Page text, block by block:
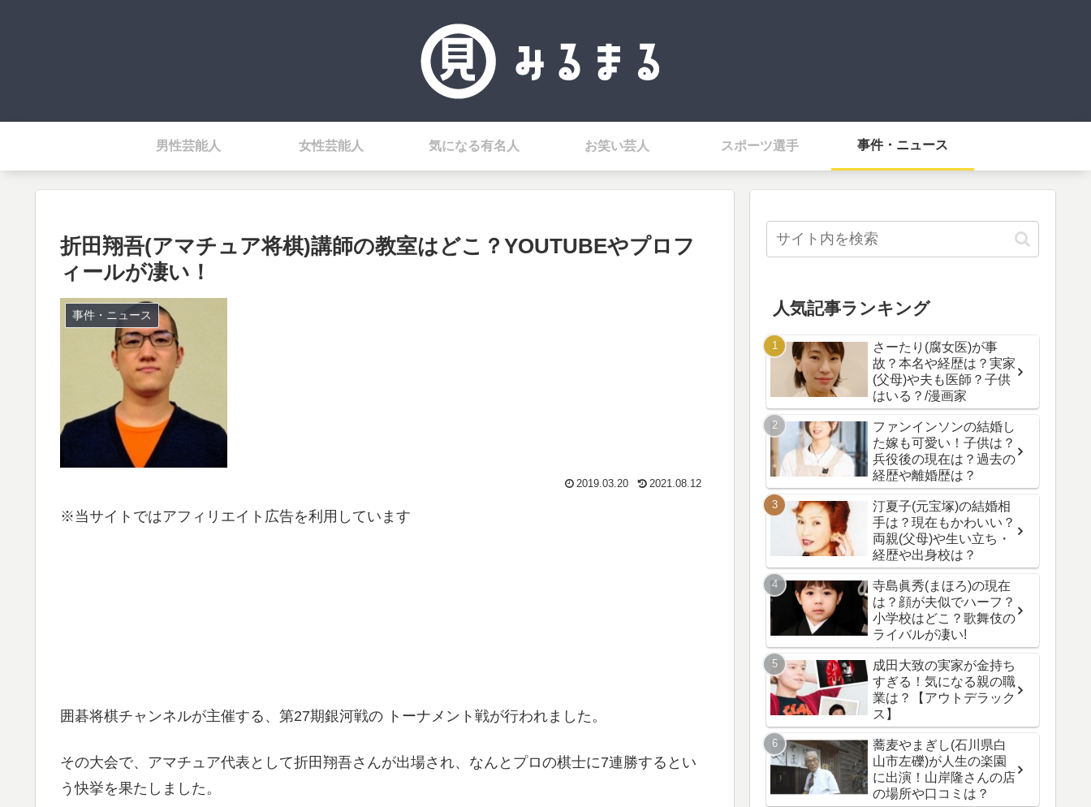
男性芸能人 女性芸能人 気になる有名人 お笑い芸人 スポーツ選手 事件・ニュース
折田翔吾(アマチュア将棋)講師の教室はどこ？YOUTUBEやプロフ
ィールが凄い！
事件・ニュース
2019.03.20 2021.08.12
※当サイトではアフィリエイト広告を利用しています
囲碁将棋チャンネルが主催する、第27期銀河戦の トーナメント戦が行われました。
その大会で、アマチュア代表として折田翔吾さんが出場され、なんとプロの棋士に7連勝するとい
う快挙を果たしました。
人気記事ランキング
さーたり(腐女医)が事
故？本名や経歴は？実家
(父母)や夫も医師？子供
はいる？/漫画家
ファンインソンの結婚し
た嫁も可愛い！子供は？
兵役後の現在は？過去の
経歴や離婚歴は？
汀夏子(元宝塚)の結婚相
手は？現在もかわいい？
両親(父母)や生い立ち・
経歴や出身校は？
寺島眞秀(まほろ)の現在
は？顔が夫似でハーフ？
小学校はどこ？歌舞伎の
ライバルが凄い!
成田大致の実家が金持ち
すぎる！気になる親の職
業は？【アウトデラック
ス】
蕎麦やまぎし(石川県白
山市左礫)が人生の楽園
に出演！山岸隆さんの店
の場所や口コミは？